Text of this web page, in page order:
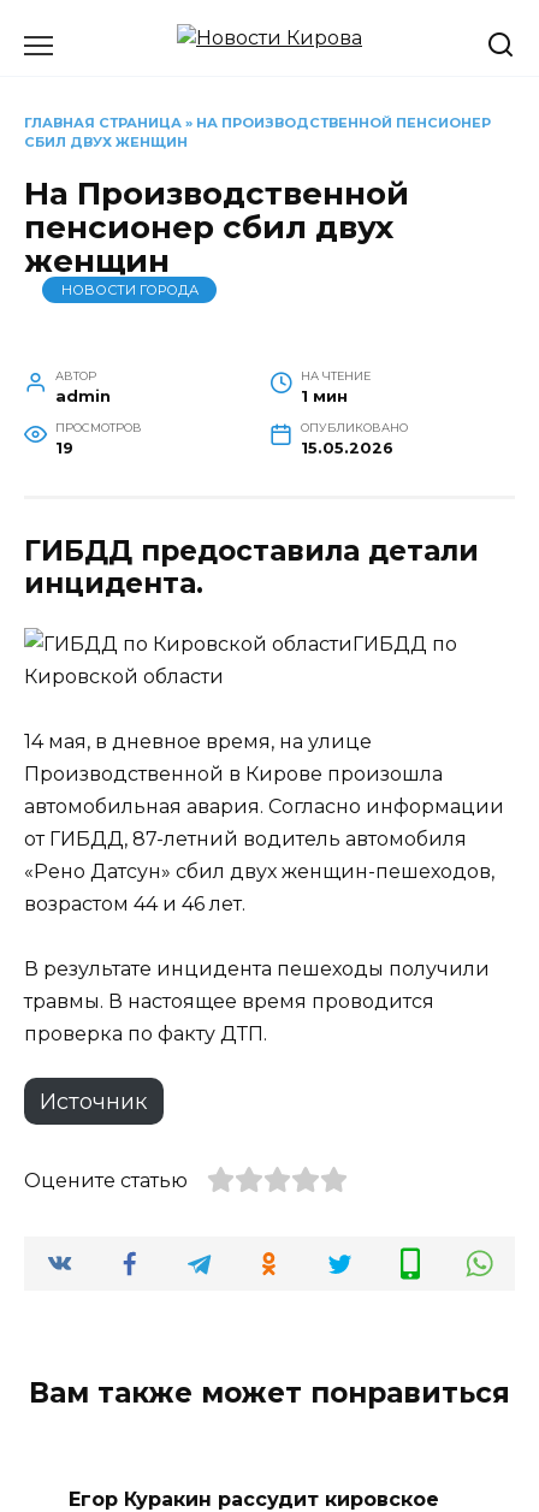
ГЛАВНАЯ СТРАНИЦА » НА ПРОИЗВОДСТВЕННОЙ ПЕНСИОНЕР
СБИЛ ДВУХ ЖЕНЩИН
На Производственной
пенсионер сбил двух
женщин
НОВОСТИ ГОРОДА
АВТОР
admin
НА ЧТЕНИЕ
1 мин
ПРОСМОТРОВ
19
ОПУБЛИКОВАНО
15.05.2026
ГИБДД предоставила детали
инцидента.
ГИБДД по
Кировской области
14 мая, в дневное время, на улице
Производственной в Кирове произошла
автомобильная авария. Согласно информации
от ГИБДД, 87-летний водитель автомобиля
«Рено Датсун» сбил двух женщин-пешеходов,
возрастом 44 и 46 лет.
В результате инцидента пешеходы получили
травмы. В настоящее время проводится
проверка по факту ДТП.
Источник
Оцените статью
Вам также может понравиться
Егор Куракин рассудит кировское